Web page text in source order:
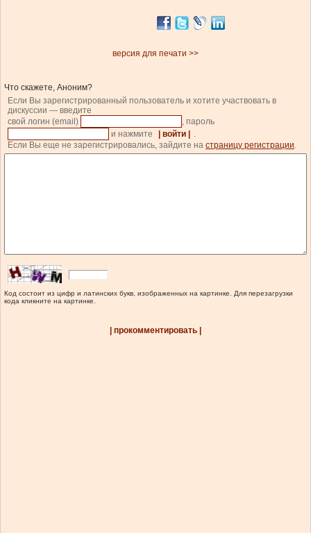
версия для печати >>
Что скажете, Аноним?
Если Вы зарегистрированный пользователь и хотите участвовать в
дискуссии — введите
свой логин (email)
, пароль
и нажмите
| войти |
.
Если Вы еще не зарегистрировались, зайдите на страницу регистрации.
Код состоит из цифр и латинских букв, изображенных на картинке. Для перезагрузки
кода кликните на картинке.
| прокомментировать |